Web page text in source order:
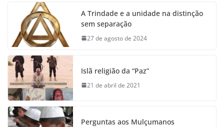
A Trindade e a unidade na distinção
sem separação
27 de agosto de 2024
Islã religião da “Paz”
21 de abril de 2021
Perguntas aos Mulçumanos